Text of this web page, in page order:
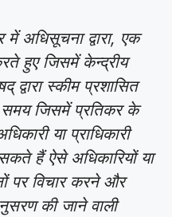
अधिसूचना द्वारा, एक
हुए जिसमें केन्द्रीय
द्वारा स्कीम प्रशासित
समय जिसमें प्रतिकर के
या प्राधिकारी
हैं ऐसे अधिकारियों या
पर विचार करने और
की जाने वाली